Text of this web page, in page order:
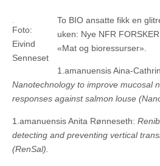
Foto:
Eivind
Senneset
To BIO ansatte fikk en
uken: Nye NFR
«Mat og bioressurser».
1.amanuensis Aina-
Nanotechnology to improve mucosal
responses against salmon louse
1.amanuensis Anita Rønneseth:
detecting and preventing vertical
(RenSal).